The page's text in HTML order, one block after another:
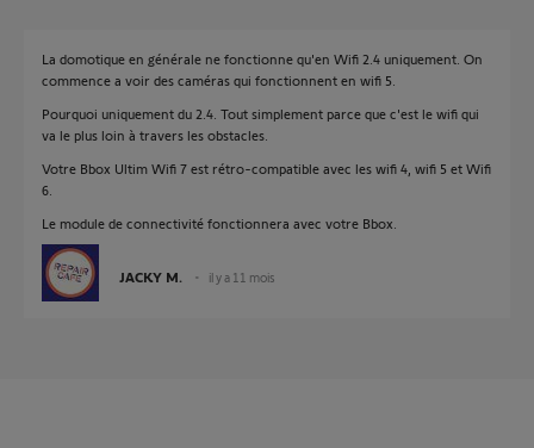
La domotique en générale ne fonctionne qu'en Wifi 2.4 uniquement. On
commence a voir des caméras qui fonctionnent en wifi 5.
Pourquoi uniquement du 2.4. Tout simplement parce que c'est le wifi qui
va le plus loin à travers les obstacles.
Votre Bbox Ultim Wifi 7 est rétro-compatible avec les wifi 4, wifi 5 et Wifi
6.
Le module de connectivité fonctionnera avec votre Bbox.
JACKY M. il y a 11 mois